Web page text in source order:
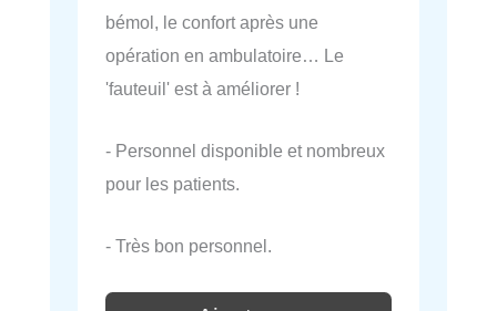
bémol, le confort après une
opération en ambulatoire… Le
'fauteuil' est à améliorer !
- Personnel disponible et nombreux
pour les patients.
- Très bon personnel.